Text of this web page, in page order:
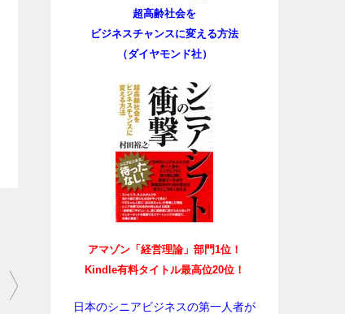
超高齢社会を
ビジネスチャンスに変える方法
（ダイヤモンド社）
アマゾン「経営理論」部門1位！
Kindle有料タイトル最高位20位！
日本のシニアビジネスの第一人者が